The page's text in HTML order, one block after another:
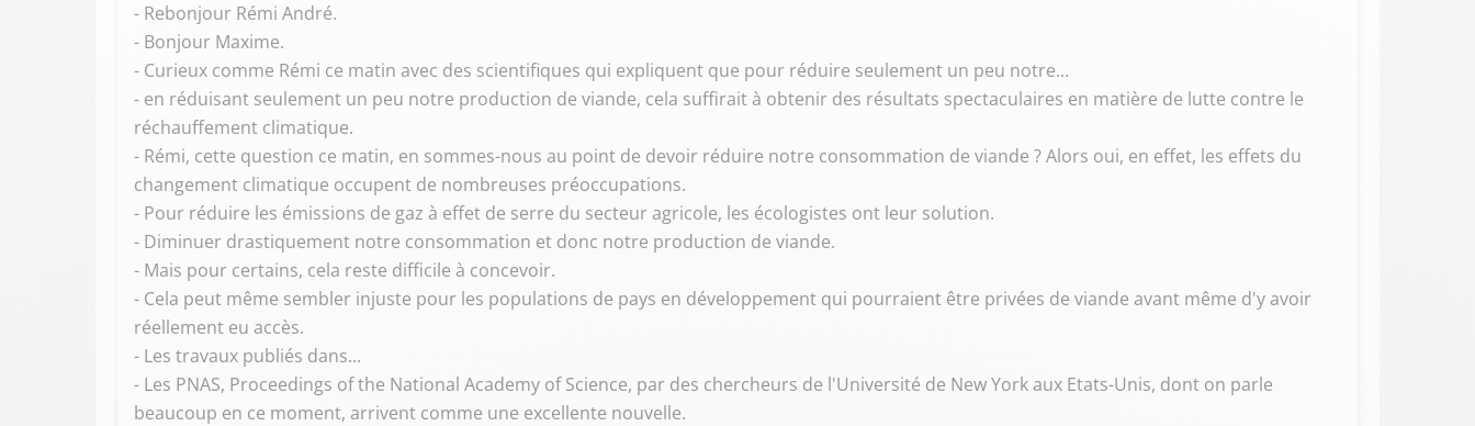
- Rebonjour Rémi André.
- Bonjour Maxime.
- Curieux comme Rémi ce matin avec des scientifiques qui expliquent que pour réduire seulement un peu notre...
- en réduisant seulement un peu notre production de viande, cela suffirait à obtenir des résultats spectaculaires en matière de lutte contre le
réchauffement climatique.
- Rémi, cette question ce matin, en sommes-nous au point de devoir réduire notre consommation de viande ? Alors oui, en effet, les effets du
changement climatique occupent de nombreuses préoccupations.
- Pour réduire les émissions de gaz à effet de serre du secteur agricole, les écologistes ont leur solution.
- Diminuer drastiquement notre consommation et donc notre production de viande.
- Mais pour certains, cela reste difficile à concevoir.
- Cela peut même sembler injuste pour les populations de pays en développement qui pourraient être privées de viande avant même d'y avoir
réellement eu accès.
- Les travaux publiés dans...
- Les PNAS, Proceedings of the National Academy of Science, par des chercheurs de l'Université de New York aux Etats-Unis, dont on parle
beaucoup en ce moment, arrivent comme une excellente nouvelle.